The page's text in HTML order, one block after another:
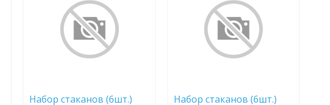
Набор стаканов (6шт.)
Набор стаканов (6шт.)